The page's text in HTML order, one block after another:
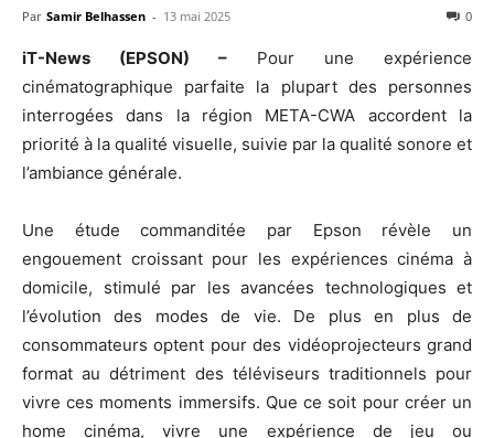
Par Samir Belhassen - 13 mai 2025 0
iT-News (EPSON) – Pour une expérience
cinématographique parfaite la plupart des personnes
interrogées dans la région META-CWA accordent la
priorité à la qualité visuelle, suivie par la qualité sonore et
l’ambiance générale.
Une étude commanditée par Epson révèle un
engouement croissant pour les expériences cinéma à
domicile, stimulé par les avancées technologiques et
l’évolution des modes de vie. De plus en plus de
consommateurs optent pour des vidéoprojecteurs grand
format au détriment des téléviseurs traditionnels pour
vivre ces moments immersifs. Que ce soit pour créer un
home cinéma, vivre une expérience de jeu ou